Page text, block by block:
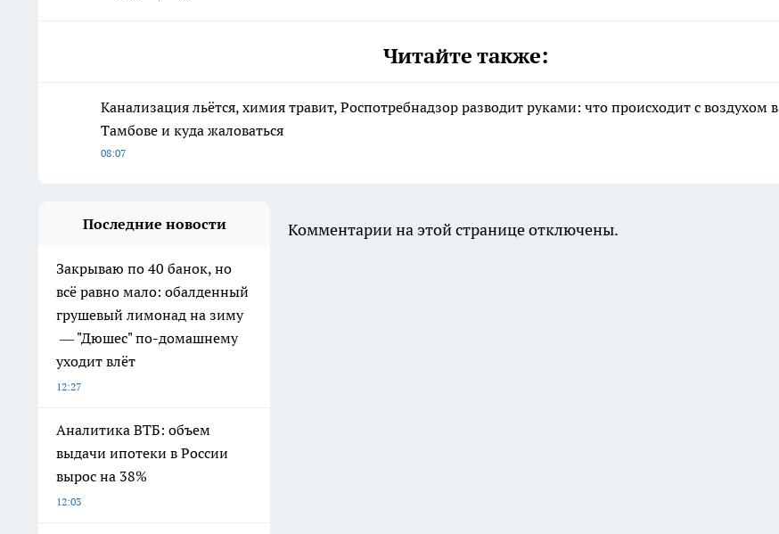
Читайте также:
Канализация льётся, химия травит, Роспотребнадзор разводит руками: что происходит с воздухом в
Тамбове и куда жаловаться
08:07
Последние новости
Закрываю по 40 банок, но
всё равно мало: обалденный
грушевый лимонад на зиму
— "Дюшес" по-домашнему
уходит влёт
12:27
Аналитика ВТБ: объем
выдачи ипотеки в России
вырос на 38%
12:03
Комментарии на этой странице отключены.